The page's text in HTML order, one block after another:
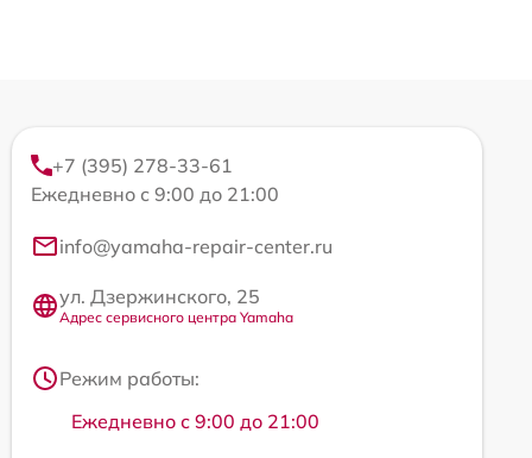
+7 (395) 278-33-61
Ежедневно с 9:00 до 21:00
info@yamaha-repair-center.ru
ул. Дзержинского, 25
Адрес сервисного центра Yamaha
Режим работы:
Ежедневно с 9:00 до 21:00